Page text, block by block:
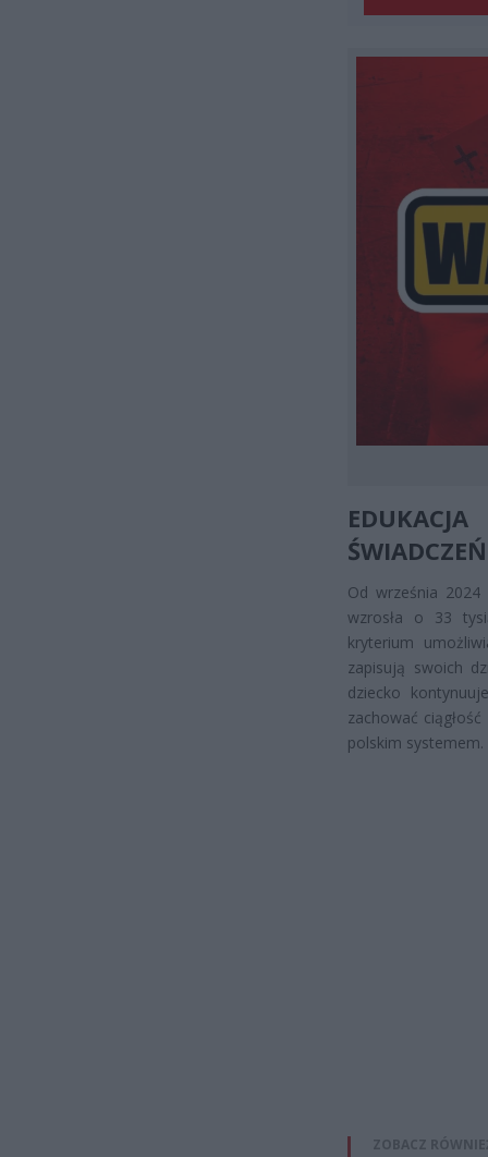
ŚWIADCZEŃ
Od września 2024
wzrosła o 33
kryterium
zapisują swoich
dziecko
zachować
polskim systemem.
ZOBACZ